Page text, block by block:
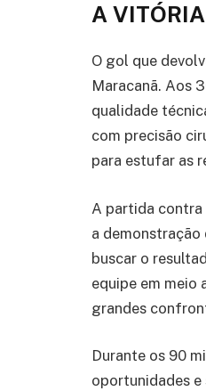
A
O gol que
Maracanã. Aos
qualidade
com precisão
para estufar as
A partida contra
a demonstração
buscar o
equipe em meio
grandes
Durante os 90
oportunidades